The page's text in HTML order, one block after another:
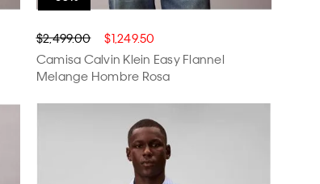
$2,499.00 $1,249.50
Camisa Calvin Klein Easy Flannel
Melange Hombre Rosa